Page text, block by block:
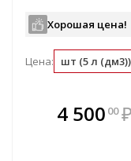
Хорошая цена!
Цена: шт (5 л (дм3))
4 500 00 ₽
В
всегда